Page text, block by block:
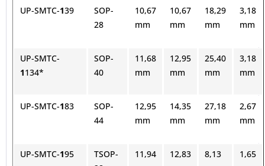
UP-SMTC-139
SOP-
28
10,67
mm
10,67
mm
18,29
mm
3,18
mm
UP-SMTC-
1134*
SOP-
40
11,68
mm
12,95
mm
25,40
mm
3,18
mm
UP-SMTC-183
SOP-
44
12,95
mm
14,35
mm
27,18
mm
2,67
mm
UP-SMTC-195
TSOP-
11,94
12,83
8,13
1,65